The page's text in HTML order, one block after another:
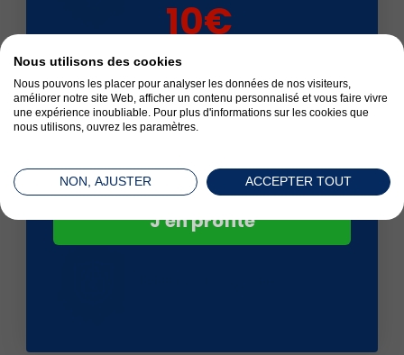
Livré en 24 à 72 h
Satisfait ou remboursé
Nous utilisons des cookies
Nous pouvons les placer pour analyser les données de nos visiteurs,
améliorer notre site Web, afficher un contenu personnalisé et vous faire vivre
une expérience inoubliable. Pour plus d'informations sur les cookies que
nous utilisons, ouvrez les paramètres.
ACCEPTER TOUT
NON, AJUSTER
10€
sur votre 1ère
commande*
J'en profite